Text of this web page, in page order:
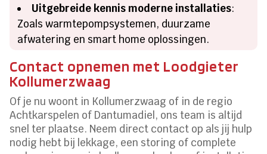
Uitgebreide kennis moderne installaties:
Zoals warmtepompsystemen, duurzame
afwatering en smart home oplossingen.
Contact opnemen met Loodgieter
Kollumerzwaag
Of je nu woont in Kollumerzwaag of in de regio
Achtkarspelen of Dantumadiel, ons team is altijd
snel ter plaatse. Neem direct contact op als jij hulp
nodig hebt bij lekkage, een storing of complete